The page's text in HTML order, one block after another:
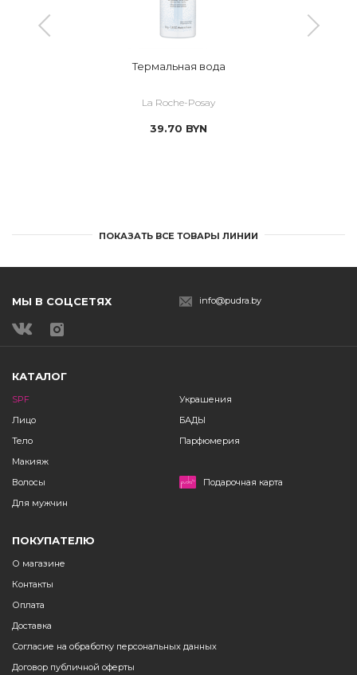
Термальная вода
La Roche-Posay
39.70 BYN
ПОКАЗАТЬ ВСЕ ТОВАРЫ ЛИНИИ
МЫ В СОЦСЕТЯХ info@pudra.by
КАТАЛОГ
SPF
Лицо
Тело
Макияж
Волосы
Для мужчин
Украшения
БАДЫ
Парфюмерия
Подарочная карта
ПОКУПАТЕЛЮ
О магазине
Контакты
Оплата
Доставка
Согласие на обработку персональных данных
Договор публичной оферты